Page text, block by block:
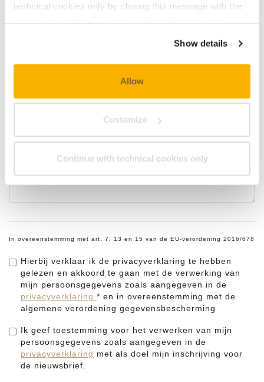
technical cookies only by closing this message with the
Show details
Allow
Customize
Continue with technical cookies only
In overeenstemming met art. 7, 13 en 15 van de EU-verordening 2016/678
Hierbij verklaar ik de privacyverklaring te hebben
gelezen en akkoord te gaan met de verwerking van
mijn persoonsgegevens zoals aangegeven in de
privacyverklaring. * en in overeenstemming met de
algemene verordening gegevensbescherming
Ik geef toestemming voor het verwerken van mijn
persoonsgegevens zoals aangegeven in de
privacyverklaring met als doel mijn inschrijving voor
de nieuwsbrief.